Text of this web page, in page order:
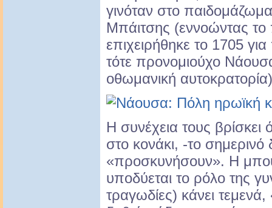
γινόταν στο
Μπάιτσης (εννοώντας
επιχειρήθηκε το 1705
τότε προνομιούχο
οθωμανική
Η συνέχεια τους βρίσκει
στο κονάκι, -το
«προσκυνήσουν». Η
υποδύεται το ρόλο της
τραγωδίες) κάνει